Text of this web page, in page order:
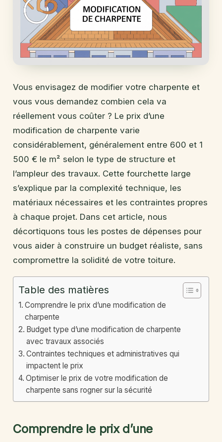
Vous envisagez de modifier votre charpente et
vous vous demandez combien cela va
réellement vous coûter ? Le prix d’une
modification de charpente varie
considérablement, généralement entre 600 et 1
500 € le m² selon le type de structure et
l’ampleur des travaux. Cette fourchette large
s’explique par la complexité technique, les
matériaux nécessaires et les contraintes propres
à chaque projet. Dans cet article, nous
décortiquons tous les postes de dépenses pour
vous aider à construire un budget réaliste, sans
compromettre la solidité de votre toiture.
Table des matières
Comprendre le prix d’une modification de
charpente
Budget type d’une modification de charpente
avec travaux associés
Contraintes techniques et administratives qui
impactent le prix
Optimiser le prix de votre modification de
charpente sans rogner sur la sécurité
Comprendre le prix d’une